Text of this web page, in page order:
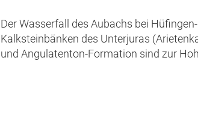
Der Wasserfall des Aubachs bei
Kalksteinbänken des Unterjuras
und Angulatenton-Formation sind zur